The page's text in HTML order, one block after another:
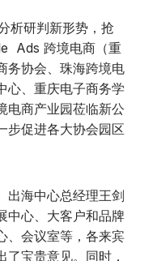
研判新形势，抢
Ads 跨境电商（重
务协会、珠海跨境电
心、重庆电子商务学
电商产业园莅临新公
步促进各大协会园区
海中心总经理王剑
中心、大客户和品牌
、会议室等，各来宾
宝贵意见。同时，